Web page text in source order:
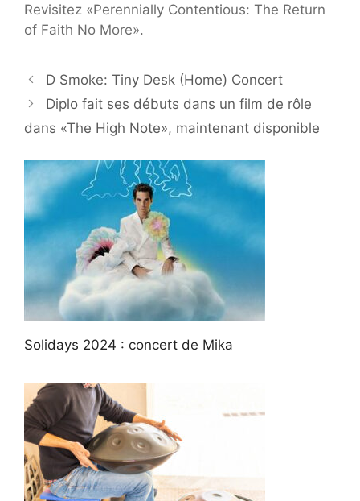
Revisitez «Perennially Contentious: The Return
of Faith No More».
D Smoke: Tiny Desk (Home) Concert
Diplo fait ses débuts dans un film de rôle
dans «The High Note», maintenant disponible
Solidays 2024 : concert de Mika